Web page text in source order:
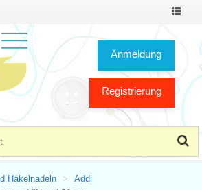
Toggle
Anmeldung
Registrierung
Häkelnadeln
Addi